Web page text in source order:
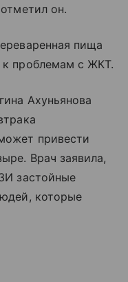
он.
пища
к проблемам с ЖКТ.
Ахуньянова
привести
Врач заявила,
застойные
которые